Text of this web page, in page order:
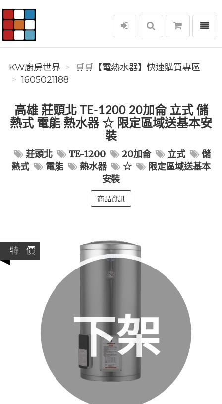
KW廚房世界
選單
KW廚房世界
🛒🛒【電熱水器】快速購買專區
1605021188
高雄 莊頭北 TE-1200 20加侖 立式 儲
熱式 電能 熱水器 ☆ 限定區域送基本安
裝
莊頭北 TE-1200 20加侖 立式
儲
熱式
電能 熱水器 ☆
限定區域送基本
安裝
商品資訊
下架
特 價